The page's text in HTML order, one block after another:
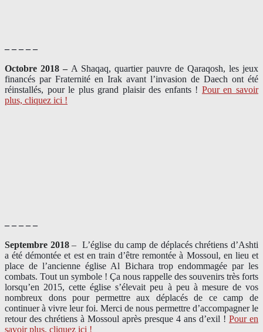
– – – – –
Octobre 2018 – A Shaqaq, quartier pauvre de Qaraqosh, les jeux
financés par Fraternité en Irak​ avant l’invasion de Daech ont été
réinstallés, pour le plus grand plaisir des enfants ! Pour en savoir
plus, cliquez ici !
– – – – –
Septembre 2018– L’église du camp de déplacés chrétiens d’Ashti
a été démontée et est en train d’être remontée à Mossoul, en lieu et
place de l’ancienne église Al Bichara trop endommagée par les
combats. Tout un symbole ! Ça nous rappelle des souvenirs très forts
lorsqu’en 2015, cette église s’élevait peu à peu à mesure de vos
nombreux dons pour permettre aux déplacés de ce camp de
continuer à vivre leur foi. Merci de nous permettre d’accompagner le
retour des chrétiens à Mossoul après presque 4 ans d’exil ! Pour en
savoir plus, cliquez ici !